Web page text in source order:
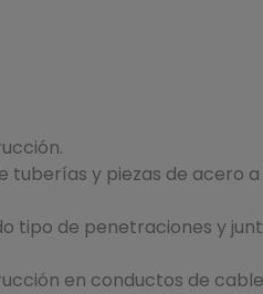
tuberías y piezas de acero
tipo de penetraciones y
en conductos de